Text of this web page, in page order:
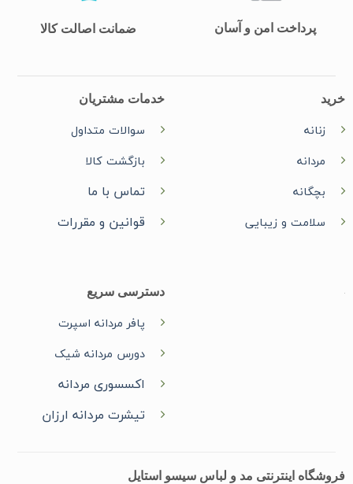
پرداخت امن و آسان ضمانت اصالت کالا
خرید
زنانه
مردانه
بچگانه
سلامت و زیبایی
خدمات مشتریان
سوالات متداول
بازگشت کالا
تماس با ما
قوانین و مقررات
دسترسی سریع
پافر مردانه اسپرت
دورس مردانه شیک
اکسسوری مردانه
تیشرت مردانه ارزان
فروشگاه اینترنتی مد و لباس سیسو استایل